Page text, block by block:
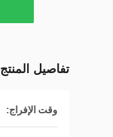
تفاصيل المنتج
وقت الإفراج: